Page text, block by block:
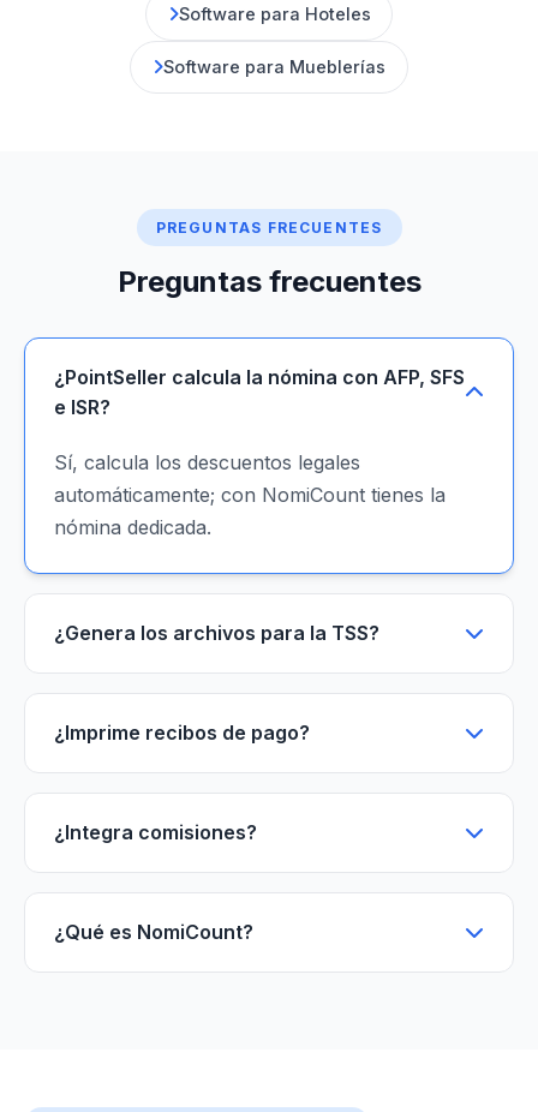
Software para Hoteles
Software para Mueblerías
PREGUNTAS FRECUENTES
Preguntas frecuentes
¿PointSeller calcula la nómina con AFP, SFS
e ISR?
Sí, calcula los descuentos legales
automáticamente; con NomiCount tienes la
nómina dedicada.
¿Genera los archivos para la TSS?
¿Imprime recibos de pago?
¿Integra comisiones?
¿Qué es NomiCount?